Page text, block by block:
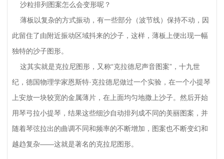
沙粒排列图案怎么会变形呢？
薄板以复杂的方式振动，有一些部分（波节线）保持不动，因
此留住了由附近振动区域抖来的沙子，这样，薄板上便出现一幅
独特的沙子图形。
这其实就是克拉尼图形，又称“克拉德尼声音图案”，十九世
纪，德国物理学家恩斯特·克拉德尼做过一个实验，在一个小提琴
上安放一块较宽的金属薄片，在上面均匀地撒上沙子。然后开始
用琴弓拉小提琴，结果这些细沙自动排列成不同的美丽图案，并
随着琴弦拉出的曲调不同和频率的不断增加，图案也不断变幻和
越趋复杂——这就是著名的克拉尼图形。